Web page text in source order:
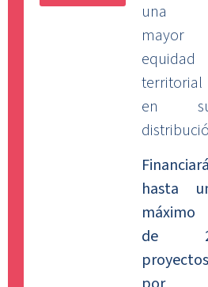
una
mayor
equidad
territorial
en
Financiará
hasta
máximo
de
proyectos